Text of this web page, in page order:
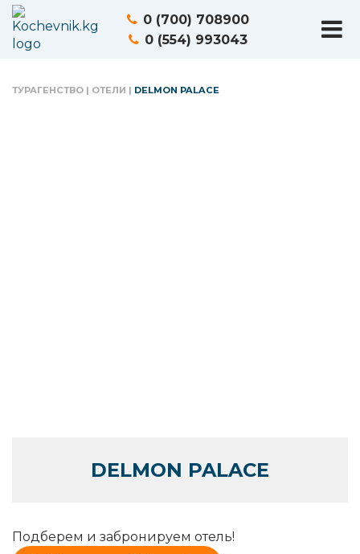
0 (700) 708900
0 (554) 993043
ТУРАГЕНСТВО | ОТЕЛИ | DELMON PALACE
DELMON PALACE
Подберем и забронируем отель!